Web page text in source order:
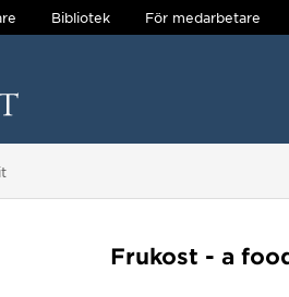
Bibliotek För medarbetare
Frukost - a